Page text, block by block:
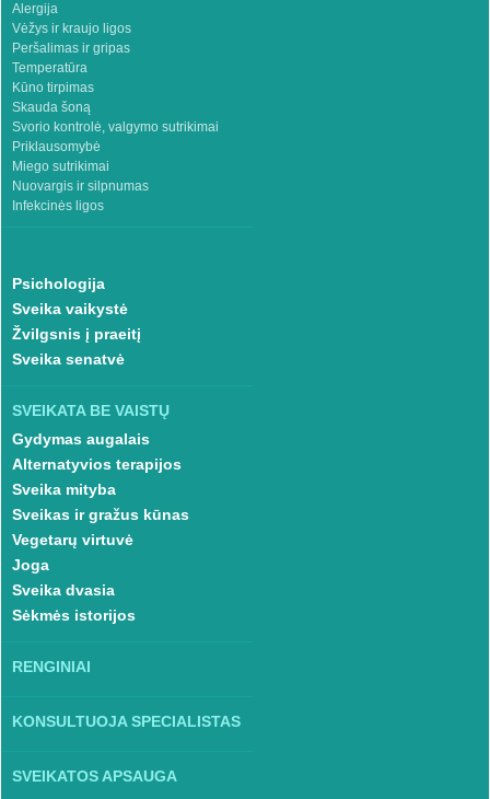
Alergija
Vėžys ir kraujo ligos
Peršalimas ir gripas
Temperatūra
Kūno tirpimas
Skauda šoną
Svorio kontrolė, valgymo sutrikimai
Priklausomybė
Miego sutrikimai
Nuovargis ir silpnumas
Infekcinės ligos
Psichologija
Sveika vaikystė
Žvilgsnis į praeitį
Sveika senatvė
SVEIKATA BE VAISTŲ
Gydymas augalais
Alternatyvios terapijos
Sveika mityba
Sveikas ir gražus kūnas
Vegetarų virtuvė
Joga
Sveika dvasia
Sėkmės istorijos
RENGINIAI
KONSULTUOJA SPECIALISTAS
SVEIKATOS APSAUGA